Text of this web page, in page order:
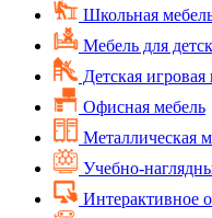
Школьная
Мебель для
Детская игровая
Офисная мебель
Металлическая
Учебно-
Интерактивное